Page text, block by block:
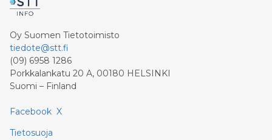
Oy Suomen Tietotoimisto
tiedote@stt.fi
(09) 6958 1286
Porkkalankatu 20 A, 00180 HELSINKI
Suomi – Finland
Facebook X
Tietosuoja